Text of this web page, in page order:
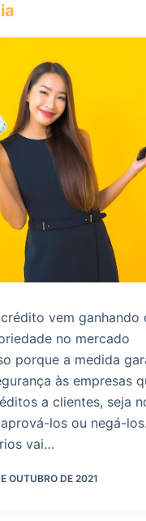
vem ganhando
no mercado
porque a medida
às empresas
a clientes, seja
los ou negá-
vai…
OUTUBRO DE 2021